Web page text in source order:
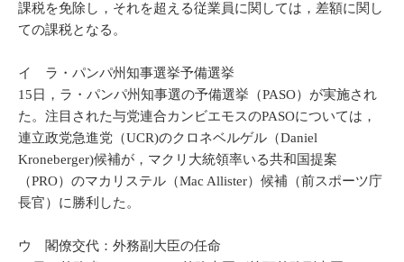
課税を免除し，それを超える従業員に関しては，差額に関し
ての課税となる。
イ ラ・パンパ州知事選挙予備選挙
15日，ラ・パンパ州知事選の予備選挙（PASO）が実施され
た。注目された与党連合カンビエモスのPASOについては，
連立政党急進党（UCR)のクロネベルゲル（Daniel
Kroneberger)候補が，マクリ大統領率いる共和国提案
（PRO）のマカリステル（Mac Allister）候補（前スポーツ庁
長官）に勝利した。
ウ 閣僚交代：外務副大臣の任命